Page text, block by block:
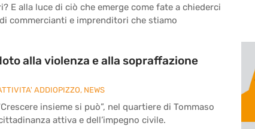
E alla luce di ciò che emerge come fate a chiederci
commercianti e imprenditori che stiamo
alla violenza e alla sopraffazione
ADDIOPIZZO, NEWS
insieme si può”, nel quartiere di Tommaso
attiva e dell’impegno civile.